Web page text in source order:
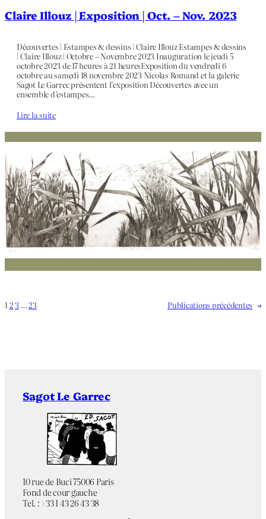
Claire Illouz | Exposition | Oct. – Nov. 2023
Découvertes | Estampes & dessins | Claire Illouz Estampes & dessins
| Claire Illouz | Octobre – Novembre 2023 Inauguration le jeudi 5
octobre 2023 de 17 heures à 21 heuresExposition du vendredi 6
octobre au samedi 18 novembre 2023 Nicolas Romand et la galerie
Sagot Le Garrec présentent l’exposition Découvertes avec un
ensemble d’estampes…
Lire la suite
123 …23 Publications précédentes →
Sagot Le Garrec
10 rue de Buci 75006 Paris
Fond de cour gauche
Tel. : +33 1 43 26 43 38